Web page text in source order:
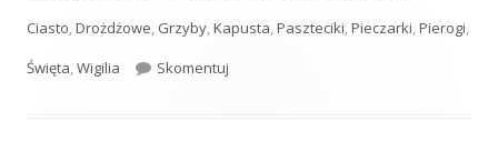
Ciasto,Drożdżowe, Grzyby,Kapusta,Paszteciki,Pieczarki,Pierogi,
Święta,Wigilia Skomentuj